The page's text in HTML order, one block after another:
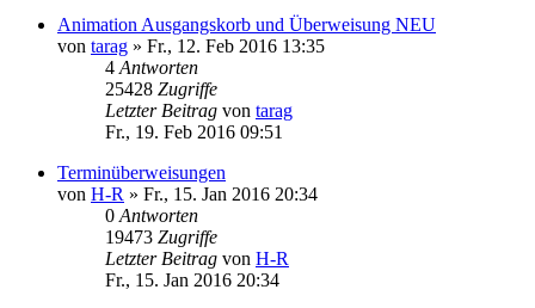
Animation Ausgangskorb und Überweisung NEU
von tarag » Fr., 12. Feb 2016 13:35
4 Antworten
25428 Zugriffe
Letzter Beitrag von tarag
Fr., 19. Feb 2016 09:51
Terminüberweisungen
von H-R » Fr., 15. Jan 2016 20:34
0 Antworten
19473 Zugriffe
Letzter Beitrag von H-R
Fr., 15. Jan 2016 20:34